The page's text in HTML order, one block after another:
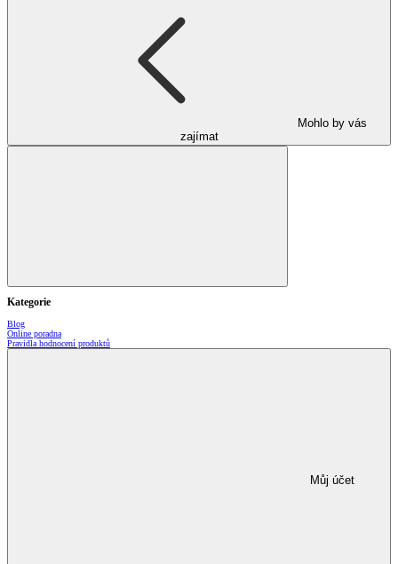
Mohlo by vás
zajímat
Kategorie
Blog
Online poradna
Pravidla hodnocení produktů
Můj účet